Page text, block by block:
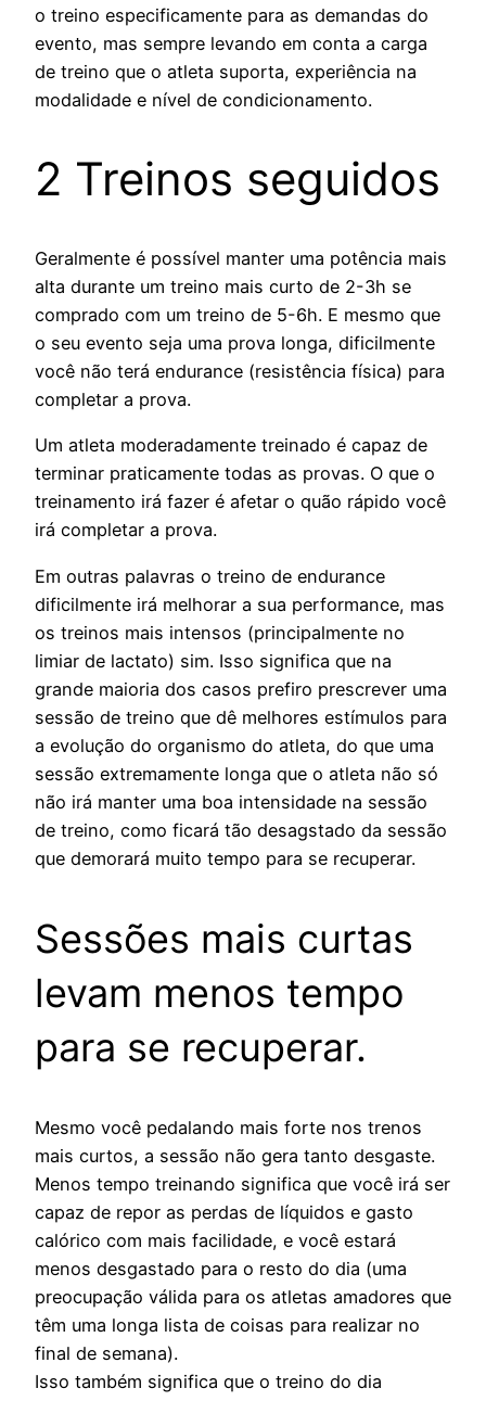
o treino especificamente para as demandas do
evento, mas sempre levando em conta a carga
de treino que o atleta suporta, experiência na
modalidade e nível de condicionamento.
2 Treinos seguidos
Geralmente é possível manter uma potência mais
alta durante um treino mais curto de 2-3h se
comprado com um treino de 5-6h. E mesmo que
o seu evento seja uma prova longa, dificilmente
você não terá endurance (resistência física) para
completar a prova.
Um atleta moderadamente treinado é capaz de
terminar praticamente todas as provas. O que o
treinamento irá fazer é afetar o quão rápido você
irá completar a prova.
Em outras palavras o treino de endurance
dificilmente irá melhorar a sua performance, mas
os treinos mais intensos (principalmente no
limiar de lactato) sim. Isso significa que na
grande maioria dos casos prefiro prescrever uma
sessão de treino que dê melhores estímulos para
a evolução do organismo do atleta, do que uma
sessão extremamente longa que o atleta não só
não irá manter uma boa intensidade na sessão
de treino, como ficará tão desagstado da sessão
que demorará muito tempo para se recuperar.
Sessões mais curtas
levam menos tempo
para se recuperar.
Mesmo você pedalando mais forte nos trenos
mais curtos, a sessão não gera tanto desgaste.
Menos tempo treinando significa que você irá ser
capaz de repor as perdas de líquidos e gasto
calórico com mais facilidade, e você estará
menos desgastado para o resto do dia (uma
preocupação válida para os atletas amadores que
têm uma longa lista de coisas para realizar no
final de semana).
Isso também significa que o treino do dia